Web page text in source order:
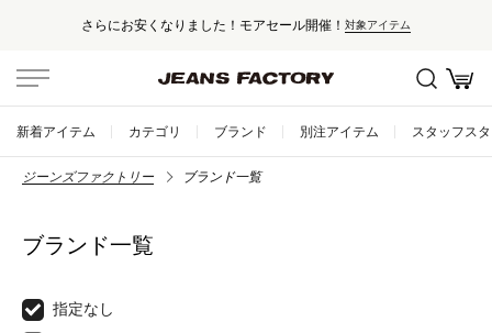
さらにお安くなりました！モアセール開催！ 対象アイテム
新着アイテム カテゴリ ブランド 別注アイテム スタッフス
ジーンズファクトリー ブランド一覧
ブランド一覧
指定なし